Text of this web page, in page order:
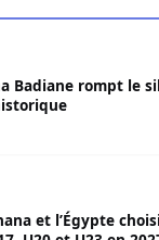
Badiane rompt le
et l’Égypte